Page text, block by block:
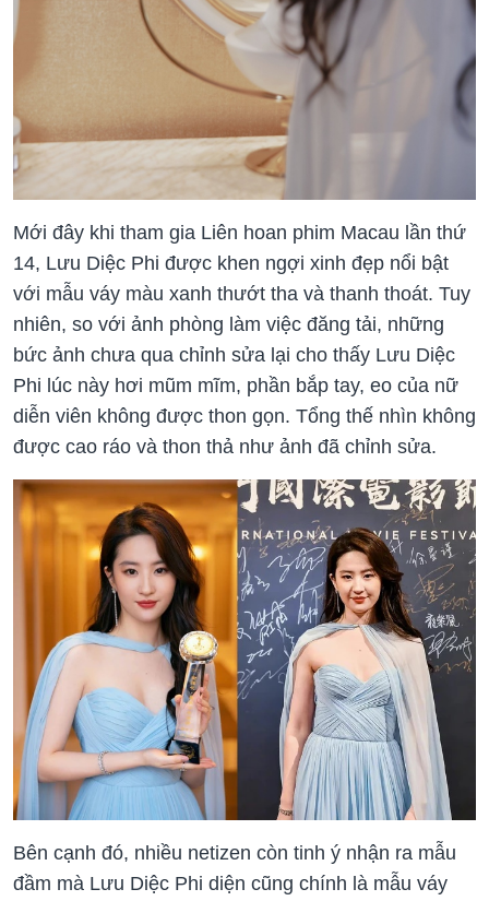
Mới đây khi tham gia Liên hoan phim Macau lần thứ
14, Lưu Diệc Phi được khen ngợi xinh đẹp nổi bật
với mẫu váy màu xanh thướt tha và thanh thoát. Tuy
nhiên, so với ảnh phòng làm việc đăng tải, những
bức ảnh chưa qua chỉnh sửa lại cho thấy Lưu Diệc
Phi lúc này hơi mũm mĩm, phần bắp tay, eo của nữ
diễn viên không được thon gọn. Tổng thế nhìn không
được cao ráo và thon thả như ảnh đã chỉnh sửa.
Bên cạnh đó, nhiều netizen còn tinh ý nhận ra mẫu
đầm mà Lưu Diệc Phi diện cũng chính là mẫu váy